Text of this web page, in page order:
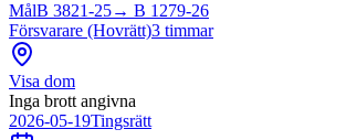
MålB 3821-25→ B 1279-26
Försvarare (Hovrätt)3 timmar
Visa dom
Inga brott angivna
2026-05-19Tingsrätt